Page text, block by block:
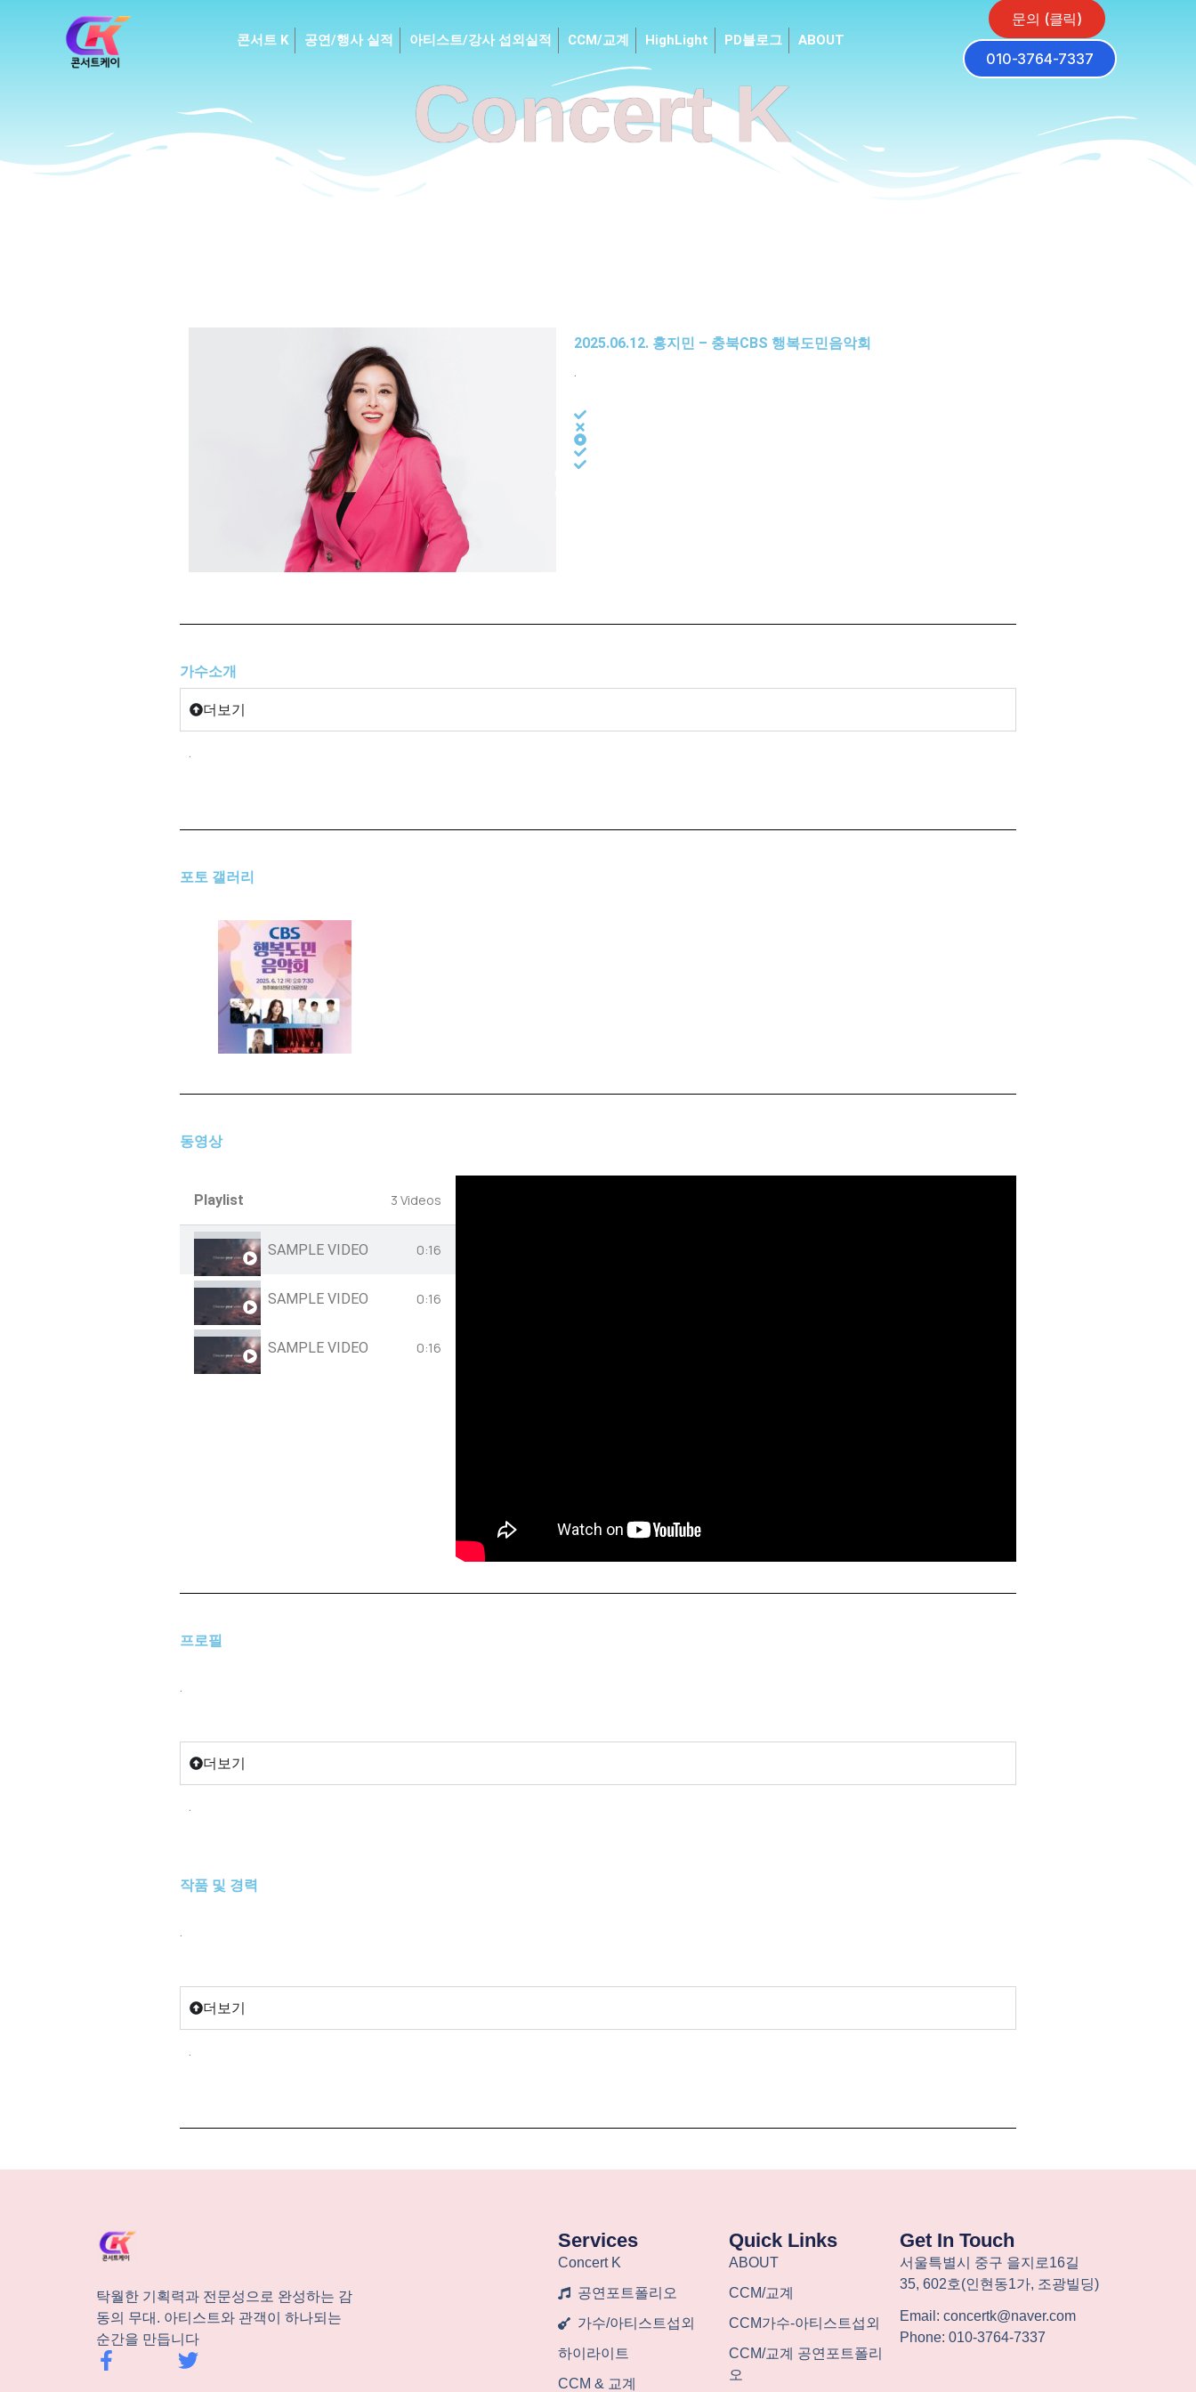
Concert K
콘서트 K 공연/행사 실적 아티스트/강사 섭외실적 CCM/교계 HighLight PD블로그 ABOUT
010-3764-7337
문의 (클릭)
2025.06.12. 홍지민 – 충북CBS 행복도민음악회
.
가수소개
더보기
.
포토 갤러리
동영상
Playlist 3 Videos
SAMPLE VIDEO 0:16
SAMPLE VIDEO 0:16
SAMPLE VIDEO 0:16
프로필
.
더보기
.
작품 및 경력
.
더보기
.
탁월한 기획력과 전문성으로 완성하는 감
동의 무대. 아티스트와 관객이 하나되는
순간을 만듭니다
F
a
T
Services
Concert K
공연포트폴리오
가수/아티스트섭외
하이라이트
CCM & 교계
Quick Links
ABOUT
CCM/교계
CCM가수-아티스트섭외
CCM/교계 공연포트폴리
오
Get In Touch
서울특별시 중구 을지로16길
35, 602호(인현동1가, 조광빌딩)
Email: concertk@naver.com
Phone: 010-3764-7337